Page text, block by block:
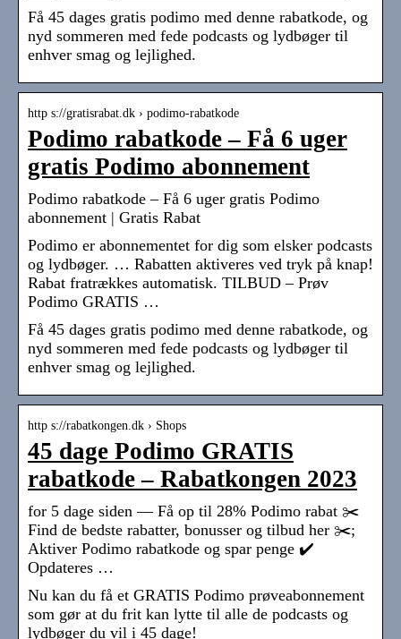
Få 45 dages gratis podimo med denne rabatkode, og
nyd sommeren med fede podcasts og lydbøger til
enhver smag og lejlighed.
http s://gratisrabat.dk › podimo-rabatkode
Podimo rabatkode – Få 6 uger
gratis Podimo abonnement
Podimo rabatkode – Få 6 uger gratis Podimo
abonnement | Gratis Rabat
Podimo er abonnementet for dig som elsker podcasts
og lydbøger. … Rabatten aktiveres ved tryk på knap!
Rabat fratrækkes automatisk. TILBUD – Prøv
Podimo GRATIS …
Få 45 dages gratis podimo med denne rabatkode, og
nyd sommeren med fede podcasts og lydbøger til
enhver smag og lejlighed.
http s://rabatkongen.dk › Shops
45 dage Podimo GRATIS
rabatkode – Rabatkongen 2023
for 5 dage siden — Få op til 28% Podimo rabat ✂️
Find de bedste rabatter, bonusser og tilbud her ✂️;
Aktiver Podimo rabatkode og spar penge ✔️
Opdateres …
Nu kan du få et GRATIS Podimo prøveabonnement
som gør at du frit kan lytte til alle de podcasts og
lydbøger du vil i 45 dage!